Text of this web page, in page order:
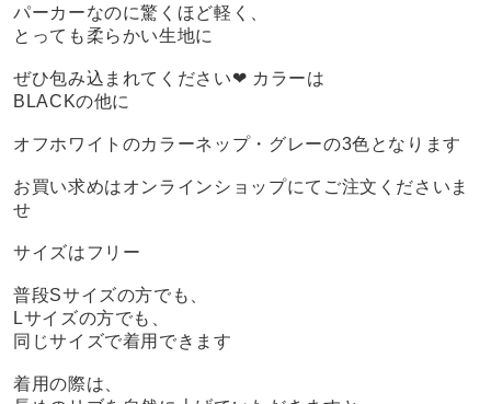
パーカーなのに驚くほど軽く、
とっても柔らかい生地に
ぜひ包み込まれてください❤︎ カラーは
BLACKの他に
オフホワイトのカラーネップ・グレーの3色となります
お買い求めはオンラインショップにてご注文くださいま
せ
サイズはフリー
普段Sサイズの方でも、
Lサイズの方でも、
同じサイズで着用できます
着用の際は、